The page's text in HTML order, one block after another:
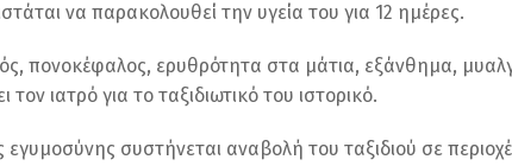
να παρακολουθεί την υγεία του για 12 ημέρες.
πονοκέφαλος, ερυθρότητα στα μάτια, εξάνθημα,
ιατρό για το ταξιδιωτικό του ιστορικό.
εγυμοσύνης συστήνεται αναβολή του ταξιδιού σε